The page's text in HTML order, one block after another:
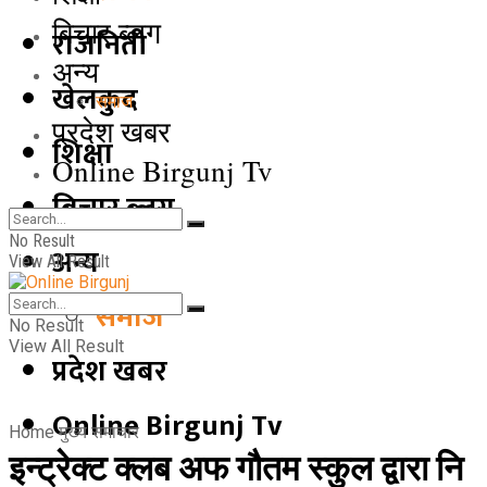
राजनिती
खेलकुद
शिक्षा
बिचार ब्लग
अन्य
समाज
प्रदेश खबर
Online Birgunj Tv
बिचार ब्लग
अन्य
समाज
प्रदेश खबर
Online Birgunj Tv
No Result
View All Result
No Result
View All Result
Home मुख्य समाचार
इन्ट्रेक्ट क्लब अफ गौतम स्कुल द्वारा नि